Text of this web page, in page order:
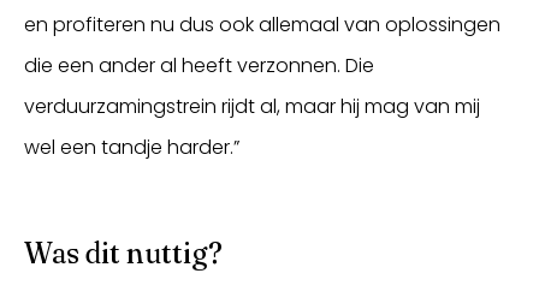
en profiteren nu dus ook allemaal van oplossingen
die een ander al heeft verzonnen. Die
verduurzamingstrein rijdt al, maar hij mag van mij
wel een tandje harder.”
Was dit nuttig?